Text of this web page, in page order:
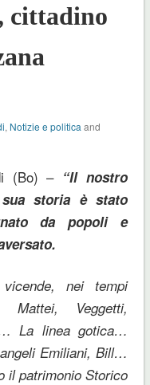
cittadino
, Notizie e politica and
(Bo) – “Il nostro
storia è stato
da popoli e
nei tempi
Mattei, Veggetti,
La linea gotica…
Emiliani, Bill…
il patrimonio Storico